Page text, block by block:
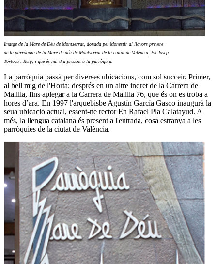
Imatge de la Mare de Déu de Montserrat, donada pel Monestir al llavors prevere
de la parròquia de la Mare de déu de Montserrat de la ciutat de València, En Josep
Tortosa i Reig, i que és hui dia present a la parròquia.
La parròquia passà per diverses ubicacions, com sol succeir. Primer,
al bell mig de l'Horta; després en un altre indret de la Carrera de
Malilla, fins aplegar a la Carrera de Malilla 76, que és on es troba a
hores d’ara. En 1997 l'arquebisbe Agustín García Gasco inaugurà la
seua ubicació actual, essent-ne rector En Rafael Pla Calatayud. A
més, la llengua catalana és present a l'entrada, cosa estranya a les
parròquies de la ciutat de València.